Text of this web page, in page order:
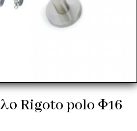
Rigoto polo Φ16